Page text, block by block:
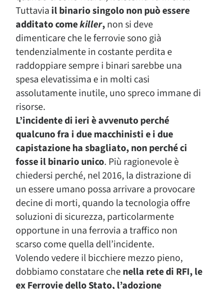
Tuttavia il binario singolo non può essere
additato comekiller, non si deve
dimenticare che le ferrovie sono già
tendenzialmente in costante perdita e
raddoppiare sempre i binari sarebbe una
spesa elevatissima e in molti casi
assolutamente inutile, uno spreco immane di
risorse.
L’incidente di ieri è avvenuto perché
qualcuno fra i due macchinisti e i due
capistazione ha sbagliato, non perché ci
fosse il binario unico. Più ragionevole è
chiedersi perché, nel 2016, la distrazione di
un essere umano possa arrivare a provocare
decine di morti, quando la tecnologia offre
soluzioni di sicurezza, particolarmente
opportune in una ferrovia a traffico non
scarso come quella dell’incidente.
Volendo vedere il bicchiere mezzo pieno,
dobbiamo constatare chenella rete di RFI, le
ex Ferrovie dello Stato, l’adozione